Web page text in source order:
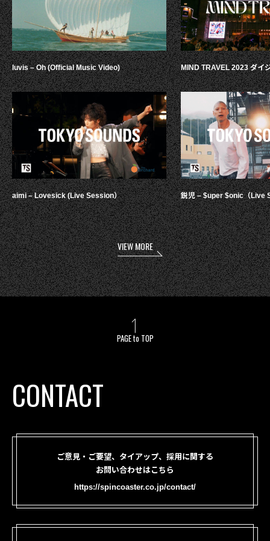
luvis – Oh (Official Music Video)
aimi – Lovesick (Live Session）
MIND TRAVEL 2023 ダイ
鋭児 – $uper $onic（Live
VIEW MORE
PAGE to TOP
CONTACT
ご意見・ご要望、タイアップ、採用に関する
お問い合わせはこちら
https://spincoaster.co.jp/contact/